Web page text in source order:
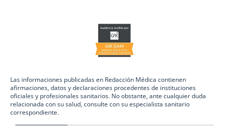
Las informaciones publicadas en Redacción Médica contienen
afirmaciones, datos y declaraciones procedentes de instituciones
oficiales y profesionales sanitarios. No obstante, ante cualquier duda
relacionada con su salud, consulte con su especialista sanitario
correspondiente.